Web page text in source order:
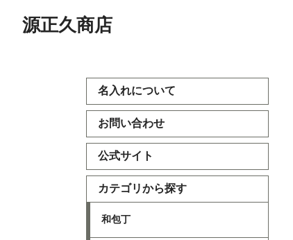
源正久商店
名入れについて
お問い合わせ
公式サイト
カテゴリから探す
和包丁